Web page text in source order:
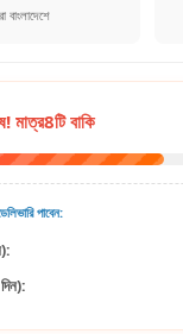
বাংলাদেশে
মাত্র8টি বাকি
পাবেন: